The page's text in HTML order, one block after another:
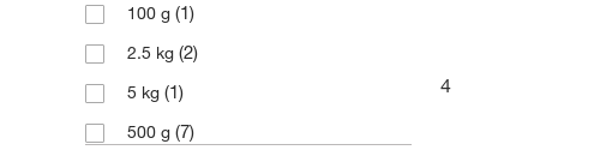
100 g (1)
2.5 kg (2)
5 kg (1)
500 g (7)
4